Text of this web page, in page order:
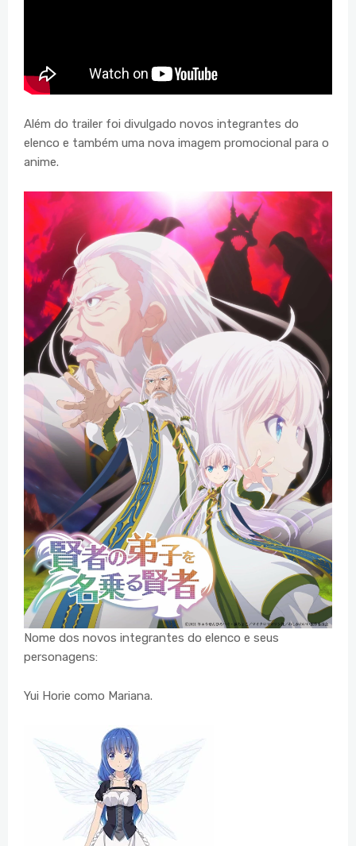
Além do trailer foi divulgado novos integrantes do
elenco e também uma nova imagem promocional para o
anime.
Nome dos novos integrantes do elenco e seus
personagens:
Yui Horie como Mariana.